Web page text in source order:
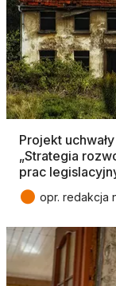
Projekt
„Strategia
prac
● opr. redakcja